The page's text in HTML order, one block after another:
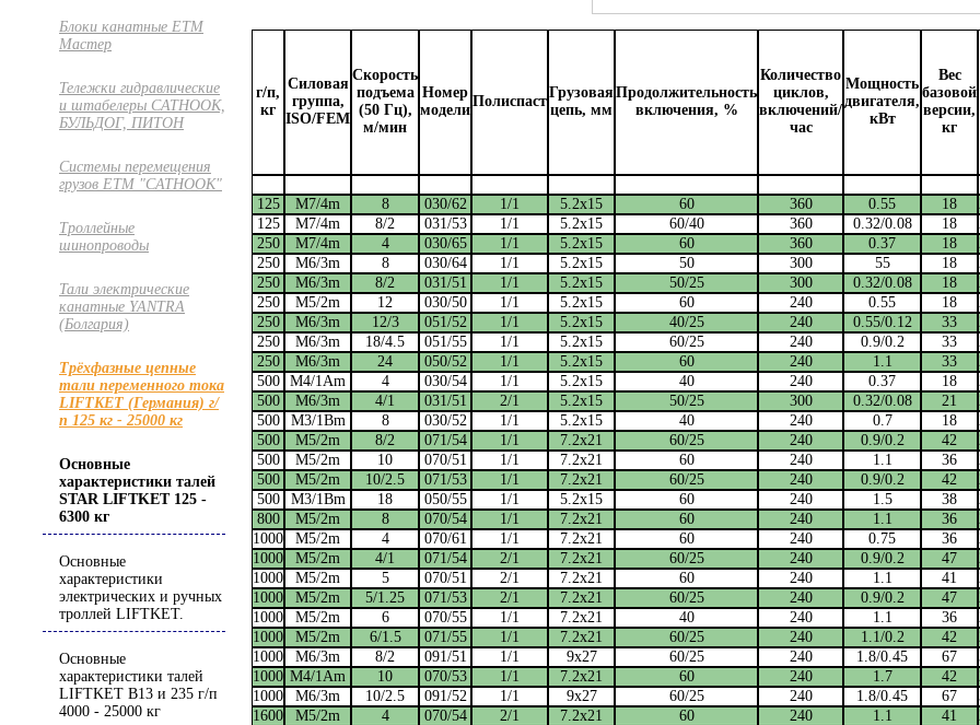
Блоки канатные ETM
Мастер
Тележки гидравлические
и штабелеры CATHOOK,
БУЛЬДОГ, ПИТОН
Системы перемещения
грузов ЕТМ "CATHOOK"
Троллейные
шинопроводы
Тали электрические
канатные YANTRA
(Болгария)
Трёхфазные цепные
тали переменного тока
LIFTKET (Германия) г/
п 125 кг - 25000 кг
Основные
характеристики талей
STAR LIFTKET 125 -
6300 кг
Основные
характеристики
электрических и ручных
троллей LIFTKET.
Основные
характеристики талей
LIFTKET B13 и 235 г/п
4000 - 25000 кг
г/п,
кг
Cиловая
группа,
ISO/FEM
Скорость
подъема
(50 Гц),
м/мин
Номер
модели
Полиспаст
Грузовая
цепь, мм
Продолжительность
включения, %
Количество
циклов,
включений/
час
Мощность
двигателя,
кВт
Вес
базовой
версии,
кг
125
М7/4m 8 030/62 1/1 5.2х15 60 360 0.55 18
125
М7/4m 8/2 031/53 1/1 5.2х15 60/40 360 0.32/0.08 18
250
М7/4m 4 030/65 1/1 5.2х15 60 360 0.37 18
250
М6/3m 8 030/64 1/1 5.2х15 50 300 55 18
250
М6/3m 8/2 031/51 1/1 5.2х15 50/25 300 0.32/0.08 18
250
М5/2m 12 030/50 1/1 5.2х15 60 240 0.55 18
250
М6/3m 12/3 051/52 1/1 5.2х15 40/25 240 0.55/0.12 33
250
М6/3m 18/4.5 051/55 1/1 5.2х15 60/25 240 0.9/0.2 33
250
М6/3m 24 050/52 1/1 5.2х15 60 240 1.1 33
500
М4/1Am 4 030/54 1/1 5.2х15 40 240 0.37 18
500
М6/3m 4/1 031/51 2/1 5.2х15 50/25 300 0.32/0.08 21
500
М3/1Bm 8 030/52 1/1 5.2х15 40 240 0.7 18
500
М5/2m 8/2 071/54 1/1 7.2х21 60/25 240 0.9/0.2 42
500
М5/2m 10 070/51 1/1 7.2х21 60 240 1.1 36
500
М5/2m 10/2.5 071/53 1/1 7.2х21 60/25 240 0.9/0.2 42
500
М3/1Вm 18 050/55 1/1 5.2х15 60 240 1.5 38
800
М5/2m 8 070/54 1/1 7.2х21 60 240 1.1 36
1000
М5/2m 4 070/61 1/1 7.2х21 60 240 0.75 36
1000
М5/2m 4/1 071/54 2/1 7.2х21 60/25 240 0.9/0.2 47
1000
М5/2m 5 070/51 2/1 7.2х21 60 240 1.1 41
1000
М5/2m 5/1.25 071/53 2/1 7.2х21 60/25 240 0.9/0.2 47
1000
М5/2m 6 070/55 1/1 7.2х21 40 240 1.1 36
1000
М5/2m 6/1.5 071/55 1/1 7.2х21 60/25 240 1.1/0.2 42
1000
М6/3m 8/2 091/51 1/1 9х27 60/25 240 1.8/0.45 67
1000 М4/1Аm 10 070/53 1/1 7.2х21 60 240 1.7 42
1000
М6/3m 10/2.5 091/52 1/1 9х27 60/25 240 1.8/0.45 67
1600
М5/2m 4 070/54 2/1 7.2х21 60 240 1.1 41